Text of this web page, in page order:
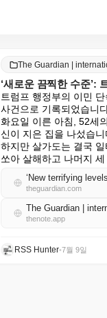
The Guardian |
‘새로운 끔찍한 수준’:
트럼프 행정부의 이민
사건으로 기록되었습니
화요일 이른 아침, 52세
신이 지은 집을 나섰습
하지만 살가도는 결국
쏘아 살해하고 나머지
‘New terrifying
theguardian.com
The Guardian |
thenote.app
RSS Hunter•7월 9일